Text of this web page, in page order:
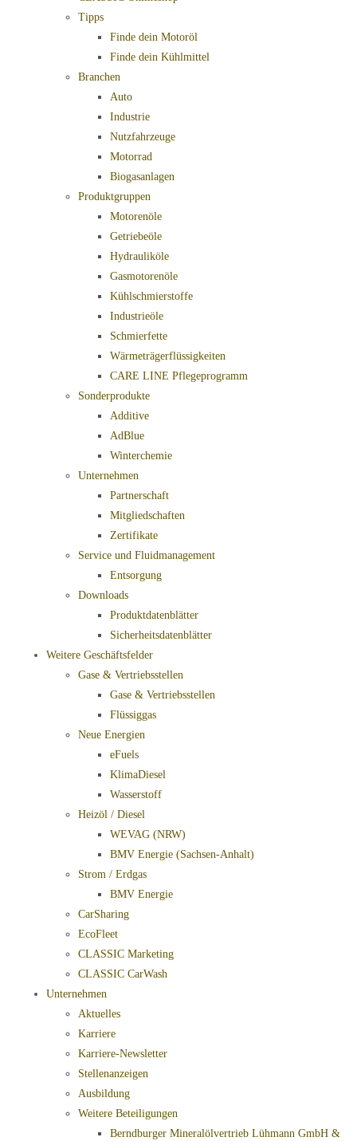
Tipps
Finde dein Motoröl
Finde dein Kühlmittel
Branchen
Auto
Industrie
Nutzfahrzeuge
Motorrad
Biogasanlagen
Produktgruppen
Motorenöle
Getriebeöle
Hydrauliköle
Gasmotorenöle
Kühlschmierstoffe
Industrieöle
Schmierfette
Wärmeträgerflüssigkeiten
CARE LINE Pflegeprogramm
Sonderprodukte
Additive
AdBlue
Winterchemie
Unternehmen
Partnerschaft
Mitgliedschaften
Zertifikate
Service und Fluidmanagement
Entsorgung
Downloads
Produktdatenblätter
Sicherheitsdatenblätter
Weitere Geschäftsfelder
Gase & Vertriebsstellen
Gase & Vertriebsstellen
Flüssiggas
Neue Energien
eFuels
KlimaDiesel
Wasserstoff
Heizöl / Diesel
WEVAG (NRW)
BMV Energie (Sachsen-Anhalt)
Strom / Erdgas
BMV Energie
CarSharing
EcoFleet
CLASSIC Marketing
CLASSIC CarWash
Unternehmen
Aktuelles
Karriere
Karriere-Newsletter
Stellenanzeigen
Ausbildung
Weitere Beteiligungen
Berndburger Mineralölvertrieb Lühmann GmbH &